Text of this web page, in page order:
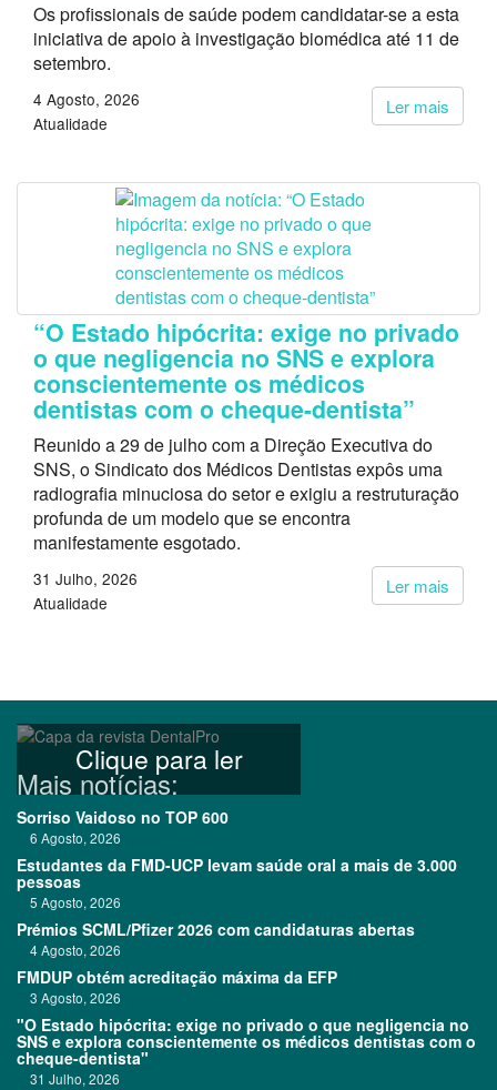
Os profissionais de saúde podem candidatar-se a esta
iniciativa de apoio à investigação biomédica até 11 de
setembro.
Ler mais
4 Agosto, 2026
Atualidade
“O Estado hipócrita: exige no privado
o que negligencia no SNS e explora
conscientemente os médicos
dentistas com o cheque-dentista”
Reunido a 29 de julho com a Direção Executiva do
SNS, o Sindicato dos Médicos Dentistas expôs uma
radiografia minuciosa do setor e exigiu a restruturação
profunda de um modelo que se encontra
manifestamente esgotado.
Ler mais
31 Julho, 2026
Atualidade
Clique para ler
Mais notícias:
Sorriso Vaidoso no TOP 600
6 Agosto, 2026
Estudantes da FMD-UCP levam saúde oral a mais de 3.000
pessoas
5 Agosto, 2026
Prémios SCML/Pfizer 2026 com candidaturas abertas
4 Agosto, 2026
FMDUP obtém acreditação máxima da EFP
3 Agosto, 2026
"O Estado hipócrita: exige no privado o que negligencia no
SNS e explora conscientemente os médicos dentistas com o
cheque-dentista"
31 Julho, 2026